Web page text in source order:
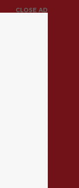
CLOSE AD